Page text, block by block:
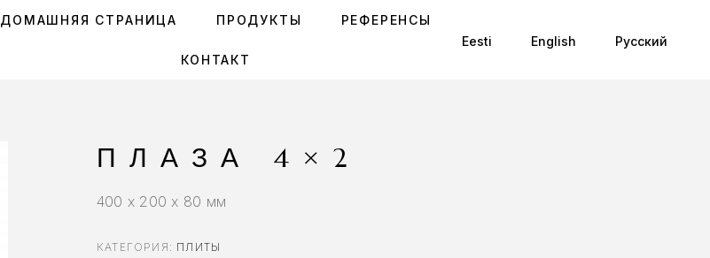
ДОМАШНЯЯ СТРАНИЦА ПРОДУКТЫ РЕФЕРЕНСЫ
КОНТАКТ
Eesti English Русский
ПЛАЗА 4×2
400 x 200 x 80 мм
КАТЕГОРИЯ: ПЛИТЫ